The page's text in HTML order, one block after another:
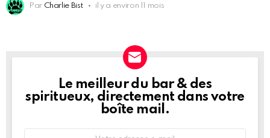
Par Charlie Bist il y a environ 11 mois
NEWSLETTER
Le meilleur du bar & des
spiritueux, directement dans votre
boîte mail.